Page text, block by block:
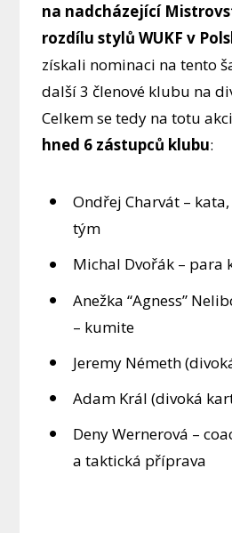
na nadcházející
rozdílu stylů WUKF v
získali nominaci na tento
další 3 členové klubu na
Celkem se tedy na totu akci
hned 6 zástupců klubu:
Ondřej Charvát –
tým
Michal Dvořák – para
Anežka “Agness”
– kumite
Jeremy Németh
Adam Král (divoká
Deny Wernerová –
a taktická příprava